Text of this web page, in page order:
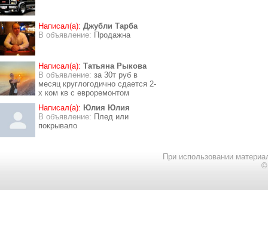
Написал(а): Джубли Тарба
В объявление: Продажна
Написал(а): Татьяна Рыкова
В объявление: за 30т руб в
месяц круглогодично сдается 2-
х ком кв с евроремонтом
Написал(а): Юлия Юлия
В объявление: Плед или
покрывало
При использовании